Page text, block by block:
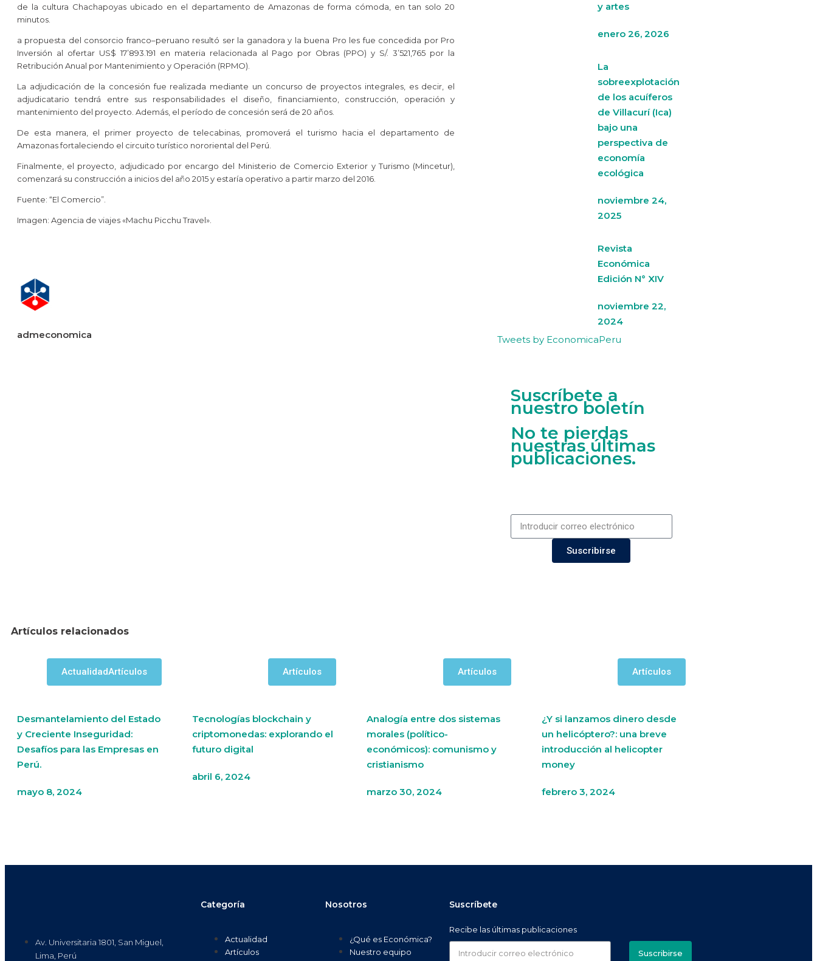
de la cultura Chachapoyas ubicado en el departamento de Amazonas de forma cómoda, en tan solo 20
minutos.
a propuesta del consorcio franco–peruano resultó ser la ganadora y la buena Pro les fue concedida por Pro
Inversión al ofertar US$ 17’893.191 en materia relacionada al Pago por Obras (PPO) y S/. 3’521,765 por la
Retribución Anual por Mantenimiento y Operación (RPMO).
La adjudicación de la concesión fue realizada mediante un concurso de proyectos integrales, es decir, el
adjudicatario tendrá entre sus responsabilidades el diseño, financiamiento, construcción, operación y
mantenimiento del proyecto. Además, el período de concesión será de 20 años.
De esta manera, el primer proyecto de telecabinas, promoverá el turismo hacia el departamento de
Amazonas fortaleciendo el circuito turístico nororiental del Perú.
Finalmente, el proyecto, adjudicado por encargo del Ministerio de Comercio Exterior y Turismo (Mincetur),
comenzará su construcción a inicios del año 2015 y estaría operativo a partir marzo del 2016.
Fuente: “El Comercio”.
Imagen: Agencia de viajes «Machu Picchu Travel».
admeconomica
y artes
enero 26, 2026
La
sobreexplotación
de los acuíferos
de Villacurí (Ica)
bajo una
perspectiva de
economía
ecológica
noviembre 24,
2025
Revista
Económica
Edición N° XIV
noviembre 22,
2024
Tweets by EconomicaPeru
Suscríbete a
nuestro boletín
No te pierdas
nuestras últimas
publicaciones.
Suscribirse
Artículos relacionados
ActualidadArtículos
Desmantelamiento del Estado
y Creciente Inseguridad:
Desafíos para las Empresas en
Perú.
mayo 8, 2024
Artículos
Tecnologías blockchain y
criptomonedas: explorando el
futuro digital
abril 6, 2024
Artículos
Analogía entre dos sistemas
morales (político-
económicos): comunismo y
cristianismo
marzo 30, 2024
Artículos
¿Y si lanzamos dinero desde
un helicóptero?: una breve
introducción al helicopter
money
febrero 3, 2024
Av. Universitaria 1801, San Miguel,
Lima, Perú
Categoría
Actualidad
Artículos
Nosotros
¿Qué es Económica?
Nuestro equipo
Suscríbete
Recibe las últimas publicaciones
Suscribirse